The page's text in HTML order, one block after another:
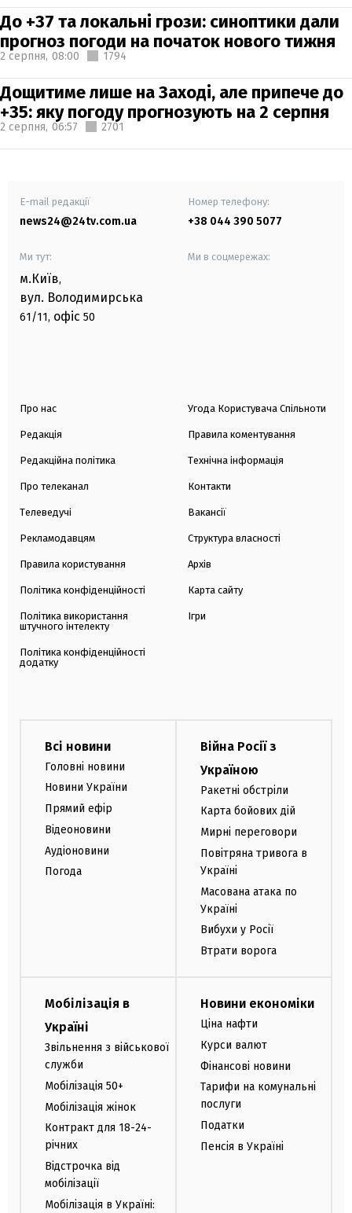
До +37 та локальні грози: синоптики дали
прогноз погоди на початок нового тижня
2 серпня, 08:00 1794
Дощитиме лише на Заході, але припече до
+35: яку погоду прогнозують на 2 серпня
2 серпня, 06:57 2701
E-mail редакції
news24@24tv.com.ua
Номер телефону:
+38 044 390 5077
Ми тут:
м.Київ,
вул. Володимирська
61/11, офіс 50
Ми в соцмережах:
Про нас
Редакція
Редакційна політика
Про телеканал
Телеведучі
Рекламодавцям
Правила користування
Політика конфіденційності
Політика використання
штучного інтелекту
Політика конфіденційності
додатку
Угода Користувача Спільноти
Правила коментування
Технічна інформація
Контакти
Вакансії
Структура власності
Архів
Карта сайту
Ігри
Всі новини
Головні новини
Новини України
Прямий ефір
Відеоновини
Аудіоновини
Погода
Війна Росії з
Україною
Ракетні обстріли
Карта бойових дій
Мирні переговори
Повітряна тривога в
Україні
Масована атака по
Україні
Вибухи у Росії
Втрати ворога
Мобілізація в
Україні
Звільнення з військової
служби
Мобілізація 50+
Мобілізація жінок
Контракт для 18-24-
річних
Відстрочка від
мобілізації
Мобілізація в Україні:
Новини економіки
Ціна нафти
Курси валют
Фінансові новини
Тарифи на комунальні
послуги
Податки
Пенсія в Україні